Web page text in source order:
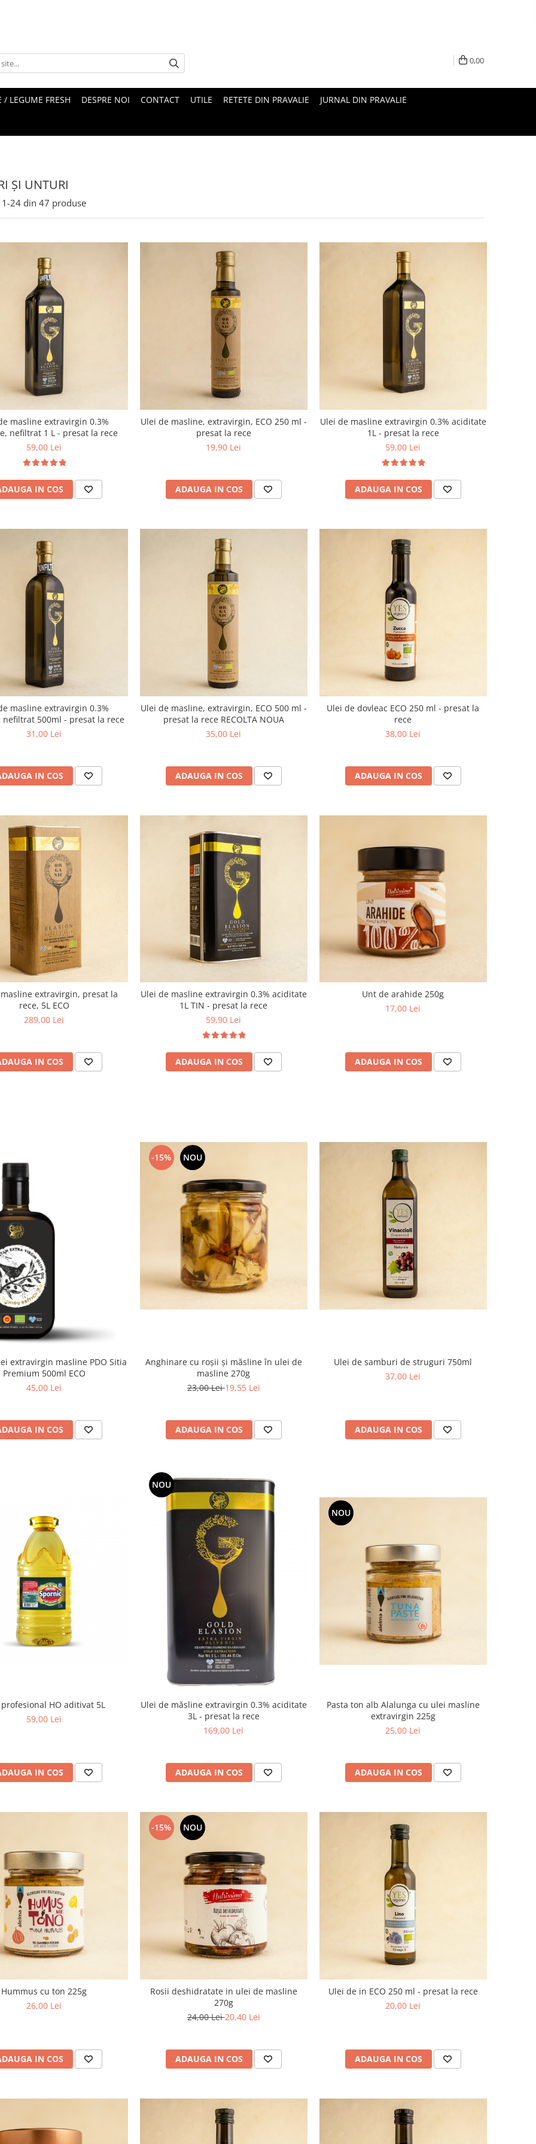
0,00
/ LEGUME FRESH DESPRE NOI CONTACT UTILE RETETE DIN PRAVALIE JURNAL DIN PRAVALIE
ȘI UNTURI
1-24 din 47 produse
masline extravirgin 0.3%
nefiltrat 1 L - presat la rece
59,00 Lei
IN COS
Ulei de masline, extravirgin, ECO 250 ml -
presat la rece
19,90 Lei
ADAUGA IN COS
Ulei de masline extravirgin 0.3% aciditate
1L - presat la rece
59,00 Lei
ADAUGA IN COS
masline extravirgin 0.3%
nefiltrat 500ml - presat la rece
31,00 Lei
IN COS
Ulei de masline, extravirgin, ECO 500 ml -
presat la rece RECOLTA NOUA
35,00 Lei
ADAUGA IN COS
Ulei de dovleac ECO 250 ml - presat la
rece
38,00 Lei
ADAUGA IN COS
extravirgin, presat la
rece, 5L ECO
289,00 Lei
IN COS
Ulei de masline extravirgin 0.3% aciditate
1L TIN - presat la rece
59,90 Lei
ADAUGA IN COS
Unt de arahide 250g
17,00 Lei
ADAUGA IN COS
extravirgin masline PDO Sitia
Premium 500ml ECO
45,00 Lei
IN COS
-15% NOU
Anghinare cu roșii și măsline în ulei de
masline 270g
23,00 Lei19,55 Lei
ADAUGA IN COS
Ulei de samburi de struguri 750ml
37,00 Lei
ADAUGA IN COS
HO aditivat 5L
59,00 Lei
IN COS
NOU
Ulei de măsline extravirgin 0.3% aciditate
3L - presat la rece
169,00 Lei
ADAUGA IN COS
NOU
Pasta ton alb Alalunga cu ulei masline
extravirgin 225g
25,00 Lei
ADAUGA IN COS
Hummus cu ton 225g
26,00 Lei
IN COS
-15% NOU
Rosii deshidratate in ulei de masline
270g
24,00 Lei20,40 Lei
ADAUGA IN COS
Ulei de in ECO 250 ml - presat la rece
20,00 Lei
ADAUGA IN COS